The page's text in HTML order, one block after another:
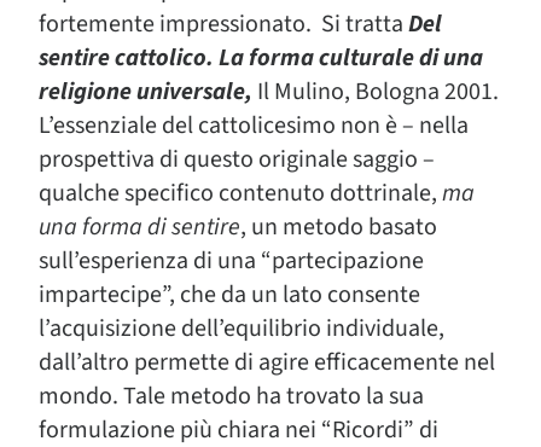
fortemente impressionato. Si trattaDel
sentire cattolico. La forma culturale di una
religione universale, Il Mulino, Bologna 2001.
L’essenziale del cattolicesimo non è – nella
prospettiva di questo originale saggio –
qualche specifico contenuto dottrinale,ma
una forma di sentire, un metodo basato
sull’esperienza di una “partecipazione
impartecipe”, che da un lato consente
l’acquisizione dell’equilibrio individuale,
dall’altro permette di agire efficacemente nel
mondo. Tale metodo ha trovato la sua
formulazione più chiara nei “Ricordi” di